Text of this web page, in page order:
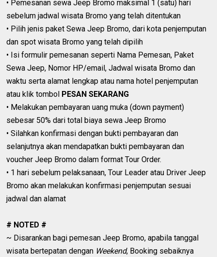
• Pemesanan sewa Jeep Bromo maksimal 1 (satu) hari
sebelum jadwal wisata Bromo yang telah ditentukan
• Pilih jenis paket Sewa Jeep Bromo, dari kota penjemputan
dan spot wisata Bromo yang telah dipilih
• Isi formulir pemesanan seperti Nama Pemesan, Paket
Sewa Jeep, Nomor HP/email, Jadwal wisata Bromo dan
waktu serta alamat lengkap atau nama hotel penjemputan
atau klik tombol PESAN SEKARANG
• Melakukan pembayaran uang muka (down payment)
sebesar 50% dari total biaya sewa Jeep Bromo
• Silahkan konfirmasi dengan bukti pembayaran dan
selanjutnya akan mendapatkan bukti pembayaran dan
voucher Jeep Bromo dalam format Tour Order.
• 1 hari sebelum pelaksanaan, Tour Leader atau Driver Jeep
Bromo akan melakukan konfirmasi penjemputan sesuai
jadwal dan alamat
# NOTED #
~ Disarankan bagi pemesan Jeep Bromo, apabila tanggal
wisata bertepatan dengan Weekend, Booking sebaiknya